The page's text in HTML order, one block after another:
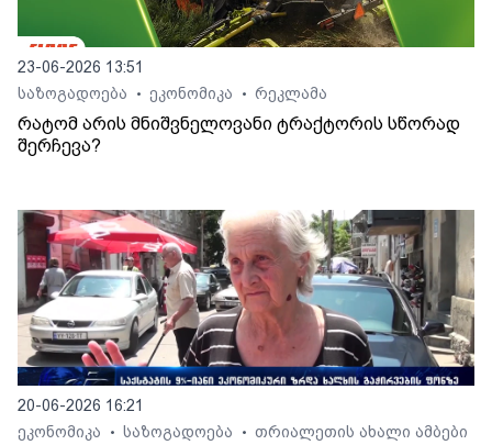
23-06-2026 13:51
საზოგადოება
• ეკონომიკა • რეკლამა
რატომ არის მნიშვნელოვანი ტრაქტორის სწორად
შერჩევა?
20-06-2026 16:21
ეკონომიკა
• საზოგადოება • თრიალეთის ახალი ამბები